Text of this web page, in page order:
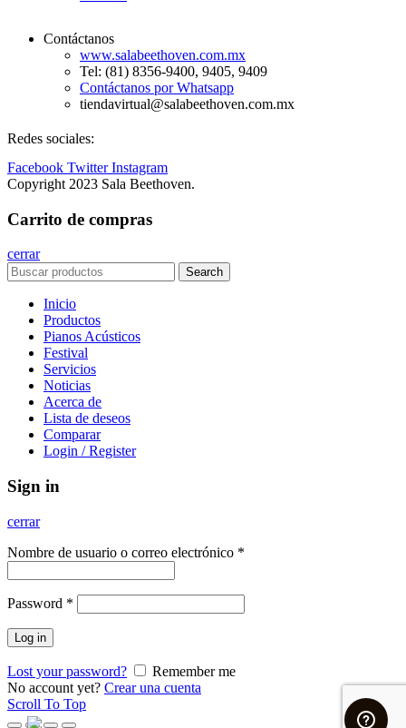
Contáctanos
www.salabeethoven.com.mx
Tel: (81) 8356-9400, 9405, 9409
Contáctanos por Whatsapp
tiendavirtual@salabeethoven.com.mx
Redes sociales:
Facebook Twitter Instagram
Copyright 2023 Sala Beethoven.
Carrito de compras
cerrar
Search
Inicio
Productos
Pianos Acústicos
Festival
Servicios
Noticias
Acerca de
Lista de deseos
Comparar
Login / Register
Sign in
cerrar
Nombre de usuario o correo electrónico *
Password *
Log in
Lost your password?
Remember me
No account yet? Crear una cuenta
Scroll To Top